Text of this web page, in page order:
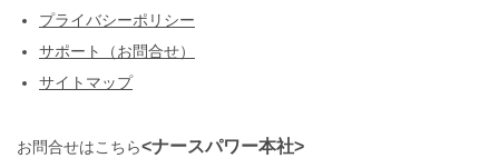
プライバシーポリシー
サポート（お問合せ）
サイトマップ
お問合せはこちら<ナースパワー本社>